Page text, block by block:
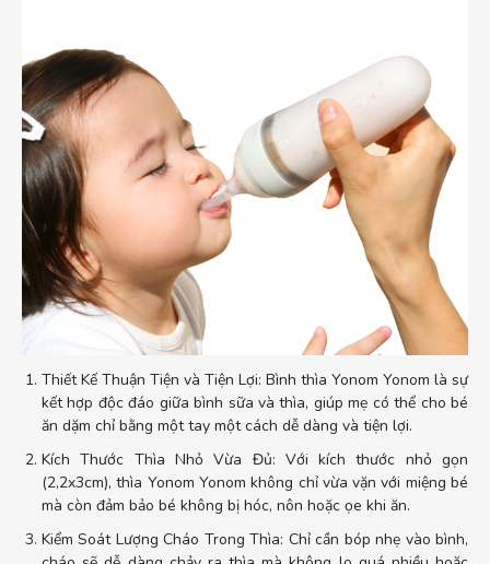
Thiết Kế Thuận Tiện và Tiện Lợi: Bình thìa Yonom Yonom là sự
kết hợp độc đáo giữa bình sữa và thìa, giúp mẹ có thể cho bé
ăn dặm chỉ bằng một tay một cách dễ dàng và tiện lợi.
Kích Thước Thìa Nhỏ Vừa Đủ: Với kích thước nhỏ gọn
(2,2x3cm), thìa Yonom Yonom không chỉ vừa vặn với miệng bé
mà còn đảm bảo bé không bị hóc, nôn hoặc ọe khi ăn.
Kiểm Soát Lượng Cháo Trong Thìa: Chỉ cần bóp nhẹ vào bình,